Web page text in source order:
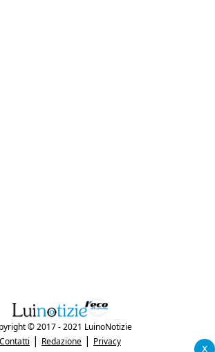
x
© 2017 - 2021 LuinoNotizie
Contatti | Redazione | Privacy